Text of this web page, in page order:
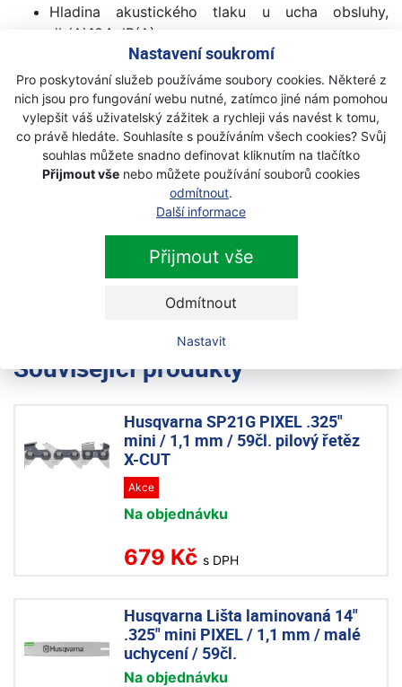
Nastavení soukromí
Pro poskytování služeb používáme soubory cookies. Některé z
nich jsou pro fungování webu nutné, zatímco jiné nám pomohou
vylepšit váš uživatelský zážitek a rychleji vás navést k tomu,
co právě hledáte. Souhlasíte s používáním všech cookies? Svůj
souhlas můžete snadno definovat kliknutím na tlačítko
Přijmout vše nebo můžete používání souborů cookies
odmítnout.
Další informace
Přijmout vše
Odmítnout
Nastavit
Hladina akustického tlaku u ucha obsluhy,
db(A)104 dB(A)
Garantovaná hladina akustického výkonu (LWA) ,
db(A)116 dB(A)
Rozteč řetězu 3/8"
Rychlost řetězu při 133 % maximální rychlosti
výkonu motoru 25,8 m/s / 84,65 stopa/s
Doporučená délka vodící lišty, min-max, cm 30-
40 cm / 12"-16"
Tloušťka vodícího článku 0,05 "
Uchycení lišty Malé
Hmotnost (bez řezného nástroje), kg3,9 kg / 8,6
Související produkty
Husqvarna SP21G PIXEL .325"
mini / 1,1 mm / 59čl. pilový řetěz
X-CUT
Akce
Na objednávku
679 Kč s DPH
Husqvarna Lišta laminovaná 14"
.325" mini PIXEL / 1,1 mm / malé
uchycení / 59čl.
Na objednávku